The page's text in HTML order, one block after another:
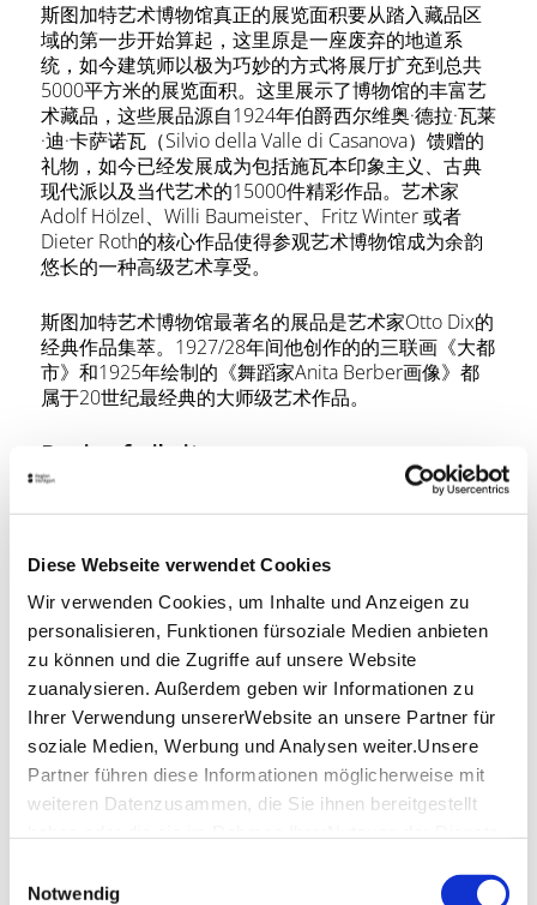
Diese Webseite verwendet Cookies
Wir verwenden Cookies, um Inhalte und Anzeigen zu
personalisieren, Funktionen fürsoziale Medien anbieten
zu können und die Zugriffe auf unsere Website
zuanalysieren. Außerdem geben wir Informationen zu
Ihrer Verwendung unsererWebsite an unsere Partner für
soziale Medien, Werbung und Analysen weiter.Unsere
Partner führen diese Informationen möglicherweise mit
weiteren Datenzusammen, die Sie ihnen bereitgestellt
Impressum
Notwendig
斯图加特艺术博物馆真正的展览面积要从踏入藏品区
域的第一步开始算起，这里原是一座废弃的地道系
统，如今建筑师以极为巧妙的方式将展厅扩充到总共
5000平方米的展览面积。这里展示了博物馆的丰富艺
术藏品，这些展品源自1924年伯爵西尔维奥·德拉·瓦莱
·迪·卡萨诺瓦（Silvio della Valle di Casanova）馈赠的
礼物，如今已经发展成为包括施瓦本印象主义、古典
现代派以及当代艺术的15000件精彩作品。艺术家
Adolf Hölzel、Willi Baumeister、Fritz Winter 或者
Dieter Roth的核心作品使得参观艺术博物馆成为余韵
悠长的一种高级艺术享受。
斯图加特艺术博物馆最著名的展品是艺术家Otto Dix的
经典作品集萃。1927/28年间他创作的的三联画《大都
市》和1925年绘制的《舞蹈家Anita Berber画像》都
属于20世纪最经典的大师级艺术作品。
Barrierefreiheit
Weitere Informationen
Rollstuhl steht zur Verfügung, Blindenführhund
erlaubt
Karfreitag, Heiligabend, 1. Weihnachtsfeiertag #and#
Silvester geschlossen. Neujahr geöffnet von 12-18
Uhr. An allen übrigen Feiertagen ist das Museum von
Weitere Informationen